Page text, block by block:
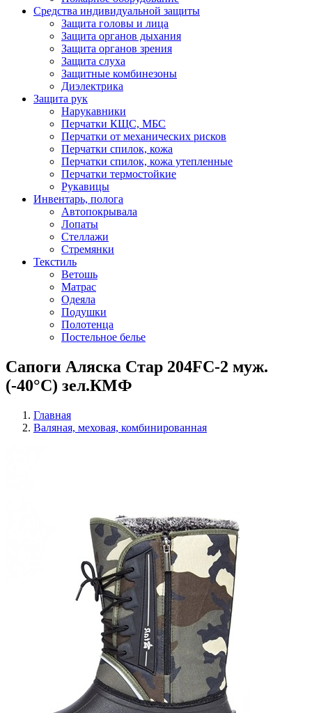
Средства индивидуальной защиты
Защита головы и лица
Защита органов дыхания
Защита органов зрения
Защита слуха
Защитные комбинезоны
Диэлектрика
Защита рук
Нарукавники
Перчатки КЩС, МБС
Перчатки от механических рисков
Перчатки спилок, кожа
Перчатки спилок, кожа утепленные
Перчатки термостойкие
Рукавицы
Инвентарь, полога
Автопокрывала
Лопаты
Стеллажи
Стремянки
Текстиль
Ветошь
Матрас
Одеяла
Подушки
Полотенца
Постельное белье
Сапоги Аляска Стар 204FC-2 муж.
(-40°С) зел.КМФ
Главная
Валяная, меховая, комбинированная